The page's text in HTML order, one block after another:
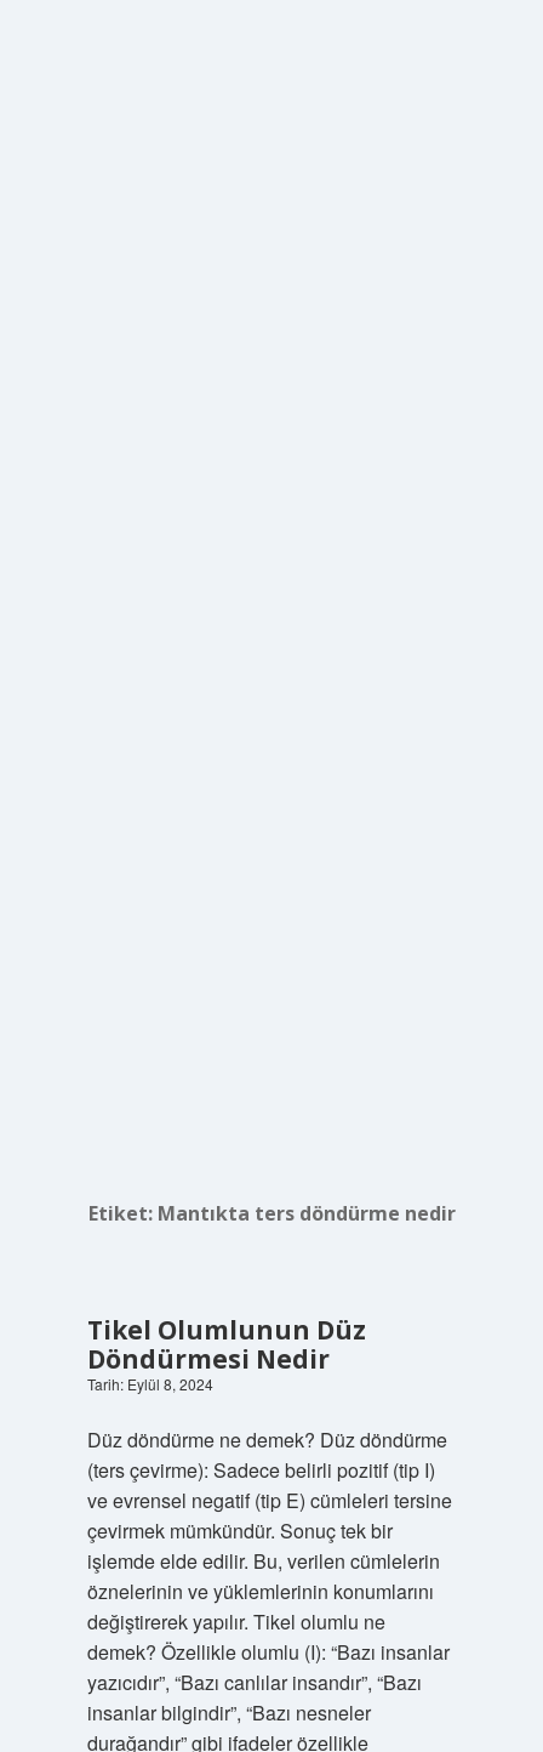
Etiket: Mantıkta ters döndürme nedir
Tikel Olumlunun Düz
Döndürmesi Nedir
Tarih: Eylül 8, 2024
Düz döndürme ne demek? Düz döndürme
(ters çevirme): Sadece belirli pozitif (tip I)
ve evrensel negatif (tip E) cümleleri tersine
çevirmek mümkündür. Sonuç tek bir
işlemde elde edilir. Bu, verilen cümlelerin
öznelerinin ve yüklemlerinin konumlarını
değiştirerek yapılır. Tikel olumlu ne
demek? Özellikle olumlu (I): “Bazı insanlar
yazıcıdır”, “Bazı canlılar insandır”, “Bazı
insanlar bilgindir”, “Bazı nesneler
durağandır” gibi ifadeler özellikle